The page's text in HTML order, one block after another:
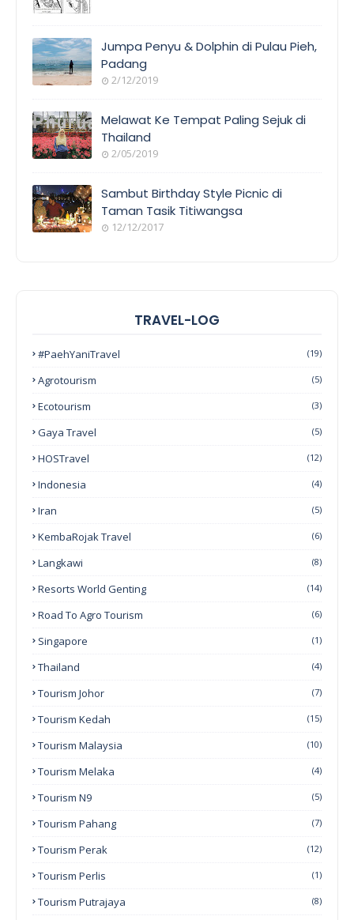
Jumpa Penyu & Dolphin di Pulau Pieh,
Padang
2/12/2019
Melawat Ke Tempat Paling Sejuk di
Thailand
2/05/2019
Sambut Birthday Style Picnic di
Taman Tasik Titiwangsa
12/12/2017
TRAVEL-LOG
#PaehYaniTravel (19)
Agrotourism (5)
Ecotourism (3)
Gaya Travel (5)
HOSTravel (12)
Indonesia (4)
Iran (5)
KembaRojak Travel (6)
Langkawi (8)
Resorts World Genting (14)
Road To Agro Tourism (6)
Singapore (1)
Thailand (4)
Tourism Johor (7)
Tourism Kedah (15)
Tourism Malaysia (10)
Tourism Melaka (4)
Tourism N9 (5)
Tourism Pahang (7)
Tourism Perak (12)
Tourism Perlis (1)
Tourism Putrajaya (8)